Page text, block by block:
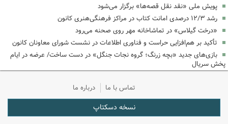
پویش ملی «نقد نقل قصه‌ها» برگزار می‌شود
رشد ۱۲/۳ درصدی امانت کتاب در مراکز فرهنگی‌هنری کانون
«درخت گیلاس» در تماشاخانه مهر روی صحنه می‌رود
تأکید بر هم‌افزایی حراست و فناوری اطلاعات در نشست شورای معاونان کانون
بازی‌های جدید «بچه زرنگ؛ گروه نجات جنگل» در دست ساخت/ عرضه در ایام
پخش سریال
تماس با ما درباره ما
نسخه دسکتاپ